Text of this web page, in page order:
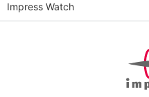
術
Impress Watch